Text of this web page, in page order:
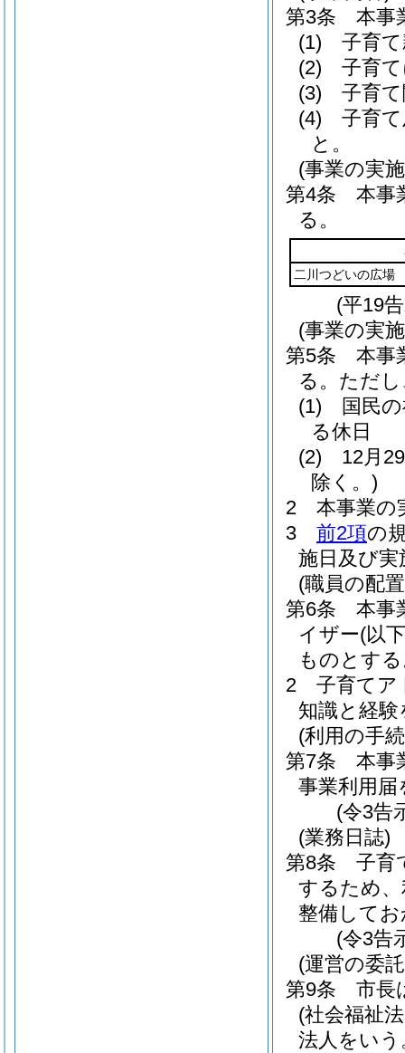
第3条
本事
(1)
子育
(2)
子育
(3)
子育
(4)
子育
と。
(事業の実
第4条
本事
る。
二川つどいの広場
(平19
(事業の実
第5条
本事
る。 ただ
(1)
国民
る休日
(2)
12月
除く。)
2
本事業の
3
前2項の
施日及び
(職員の配
第6条
本事
イザー(以
ものとす
2
子育てア
知識と経
(利用の手
第7条
本事
事業利用
(令3告
(業務日誌)
第8条
子育
するため
整備して
(令3告
(運営の委
第9条
市長
(社会福祉法
法人をいう